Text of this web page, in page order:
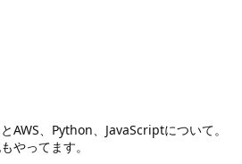
AWS、Python、JavaScriptについて。
やってます。